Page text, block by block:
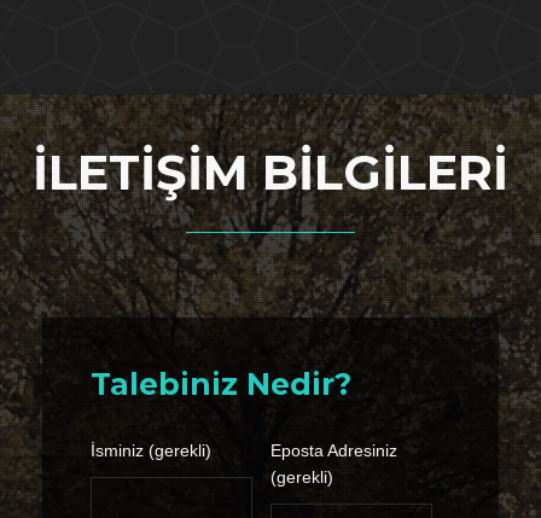
İLETİŞİM BİLGİLERİ
Talebiniz Nedir?
İsminiz (gerekli)
Eposta Adresiniz
(gerekli)